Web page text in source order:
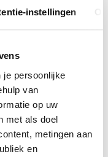
instellingen
je persoonlijke
van
op uw
met als doel
metingen aan
en
kun je ook
voor naar decao-
Je kunt
caos/. Vul